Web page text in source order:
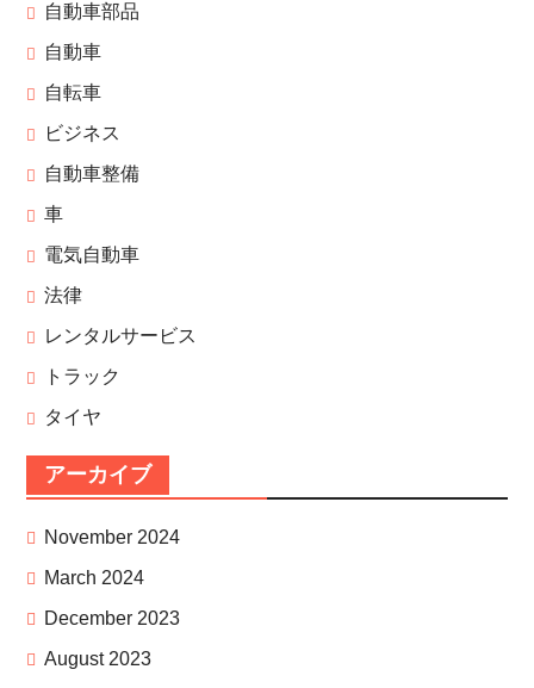
自動車部品
自動車
自転車
ビジネス
自動車整備
車
電気自動車
法律
レンタルサービス
トラック
タイヤ
アーカイブ
November 2024
March 2024
December 2023
August 2023